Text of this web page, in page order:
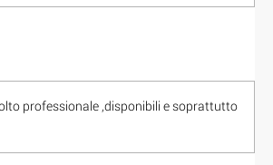
professionale ,disponibili e soprattutto